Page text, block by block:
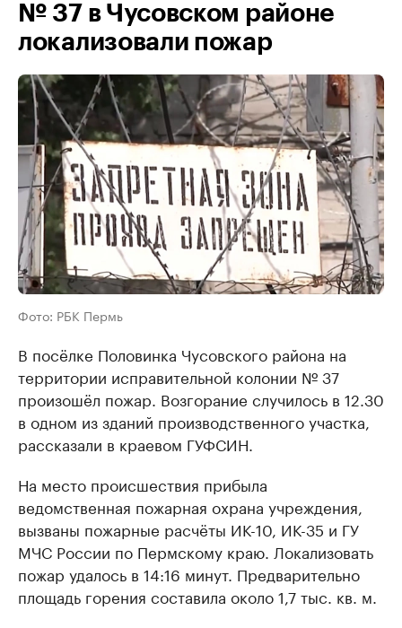
№ 37 в Чусовском районе
локализовали пожар
Фото: РБК Пермь
В посёлке Половинка Чусовского района на
территории исправительной колонии № 37
произошёл пожар. Возгорание случилось в 12.30
в одном из зданий производственного участка,
рассказали в краевом ГУФСИН.
На место происшествия прибыла
ведомственная пожарная охрана учреждения,
вызваны пожарные расчёты ИК-10, ИК-35 и ГУ
МЧС России по Пермскому краю. Локализовать
пожар удалось в 14:16 минут. Предварительно
площадь горения составила около 1,7 тыс. кв. м.